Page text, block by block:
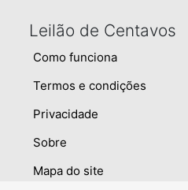
Leilão de Centavos
Como funciona
Termos e condições
Privacidade
Sobre
Mapa do site